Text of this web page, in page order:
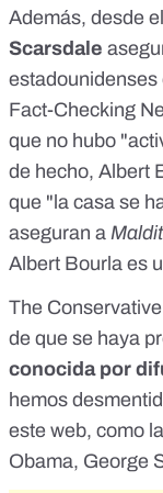
Además, desde el
Scarsdale
estadounidenses
Fact-Checking
que no hubo
de hecho, Albert
que "la casa se
aseguran a
Albert Bourla es
The
de que se haya
conocida por
hemos
este web, como
Obama, George